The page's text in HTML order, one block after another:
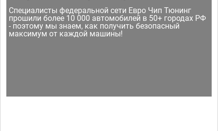
Специалисты федеральной сети Евро Чип Тюнинг
прошили более 10 000 автомобилей в 50+ городах РФ
- поэтому мы знаем, как получить безопасный
максимум от каждой машины!